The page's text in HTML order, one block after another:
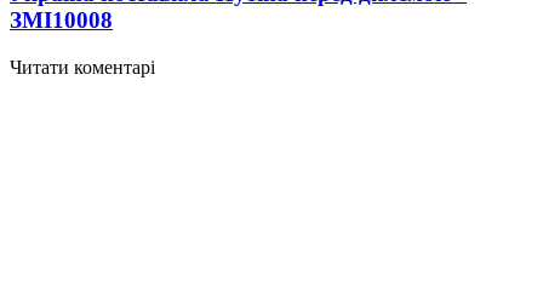
ЗМІ10008
Читати коментарі